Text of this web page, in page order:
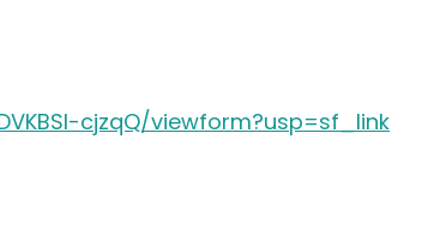
cjzqQ/viewform?usp=sf_link